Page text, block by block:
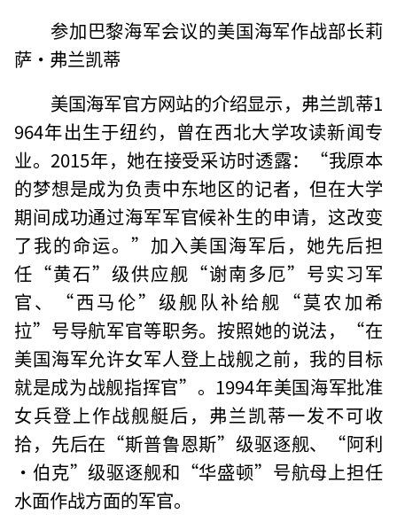
参加巴黎海军会议的美国海军作战部长莉
萨·弗兰凯蒂
美国海军官方网站的介绍显示，弗兰凯蒂1
964年出生于纽约，曾在西北大学攻读新闻专
业。2015年，她在接受采访时透露：“我原本
的梦想是成为负责中东地区的记者，但在大学
期间成功通过海军军官候补生的申请，这改变
了我的命运。”加入美国海军后，她先后担
任“黄石”级供应舰“谢南多厄”号实习军
官、“西马伦”级舰队补给舰“莫农加希
拉”号导航军官等职务。按照她的说法，“在
美国海军允许女军人登上战舰之前，我的目标
就是成为战舰指挥官”。1994年美国海军批准
女兵登上作战舰艇后，弗兰凯蒂一发不可收
拾，先后在“斯普鲁恩斯”级驱逐舰、“阿利
·伯克”级驱逐舰和“华盛顿”号航母上担任
水面作战方面的军官。